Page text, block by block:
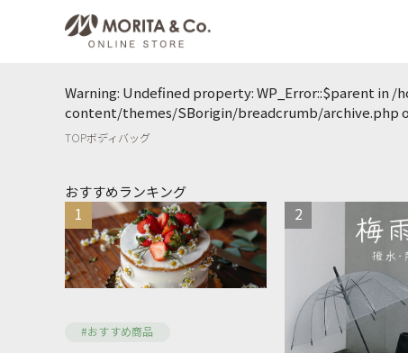
MEN
Warning: Undefined property: WP_Error::$parent in /
content/themes/SBorigin/breadcrumb/archive.php
TOPボディバッグ
おすすめランキング
1
#おすすめ商品
2